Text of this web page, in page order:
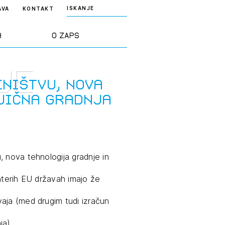
O ZAPS
KONTAKT ISKANJE
ZAPS
stroke Ekipa
Knjižnica
nova
gradnja
nova tehnologija gradnje in
EU državah imajo že
(med drugim tudi izračun